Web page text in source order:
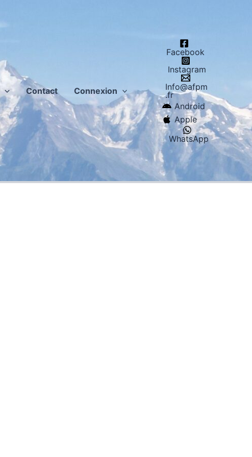
Contact Connexion
Facebook
Instagram
Info@afpm
.fr
Android
Apple
WhatsApp